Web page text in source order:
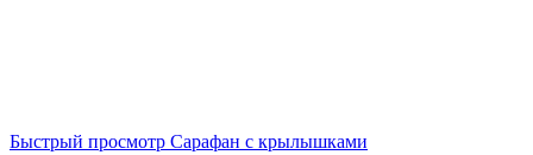
Быстрый просмотр Сарафан с крылышками